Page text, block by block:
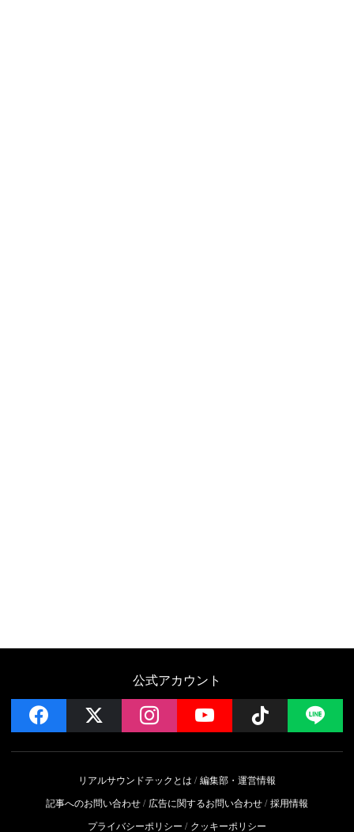
公式アカウント
facebook instagramYouTube Follow
リアルサウンドテックとは
編集部・運営情報
記事へのお問い合わせ
広告に関するお問い合わせ 採用情報
プライバシーポリシー
クッキーポリシー